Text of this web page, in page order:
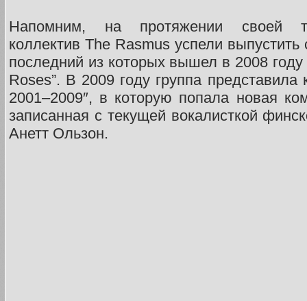
Напомним, на протяжении своей
коллектив The Rasmus успели
последний из которых вышел в 2008
Roses”. В 2009 году группа
2001–2009″, в которую попала новая
записанная с текущей вокалисткой
Анетт Ользон.